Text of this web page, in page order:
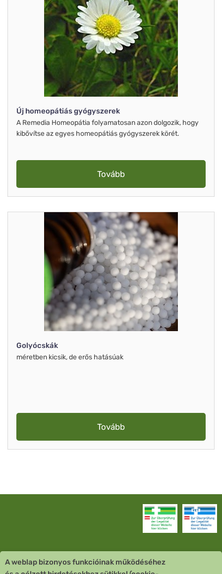
Új homeopátiás gyógyszerek
A Remedia Homeopátia folyamatosan azon dolgozik, hogy
kibővítse az egyes homeopátiás gyógyszerek körét.
Tovább
Golyócskák
méretben kicsik, de erős hatásúak
Tovább
Vevőszolgálat
A weblap bizonyos funkcióinak működéséhez